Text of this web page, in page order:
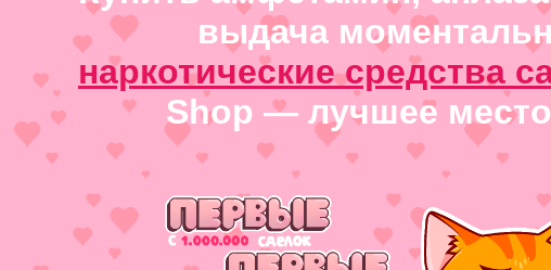
выдача
наркотические средства
Shop — лучшее место